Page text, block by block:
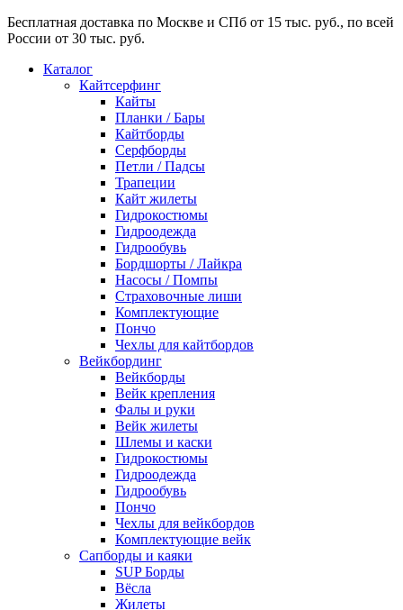
Бесплатная доставка по Москве и СПб от 15 тыс. руб., по всей
России от 30 тыс. руб.
Каталог
Кайтсерфинг
Кайты
Планки / Бары
Кайтборды
Серфборды
Петли / Падсы
Трапеции
Кайт жилеты
Гидрокостюмы
Гидроодежда
Гидрообувь
Бордшорты / Лайкра
Насосы / Помпы
Страховочные лиши
Комплектующие
Пончо
Чехлы для кайтбордов
Вейкбординг
Вейкборды
Вейк крепления
Фалы и руки
Вейк жилеты
Шлемы и каски
Гидрокостюмы
Гидроодежда
Гидрообувь
Пончо
Чехлы для вейкбордов
Комплектующие вейк
Сапборды и каяки
SUP Борды
Вёсла
Жилеты